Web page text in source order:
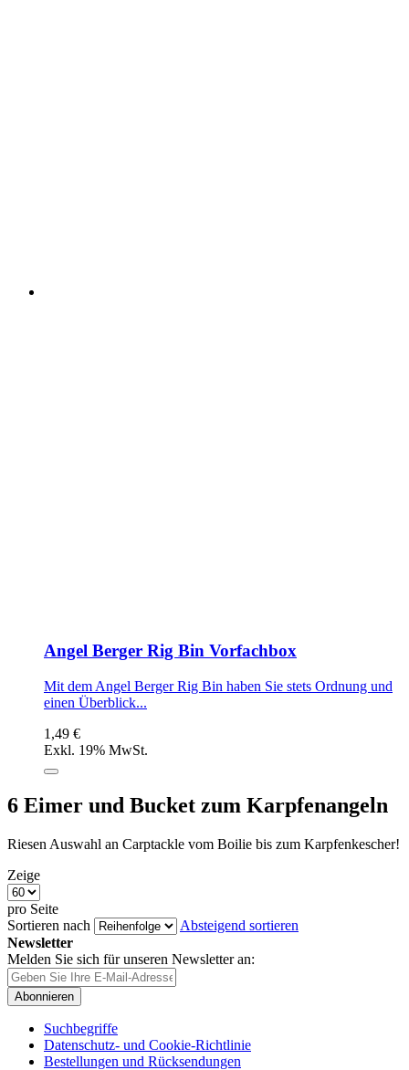
Angel Berger Rig Bin Vorfachbox
Mit dem Angel Berger Rig Bin haben Sie stets Ordnung und
einen Überblick...
1,49 €
Exkl. 19% MwSt.
6 Eimer und Bucket zum Karpfenangeln
Riesen Auswahl an Carptackle vom Boilie bis zum Karpfenkescher!
Zeige
pro Seite
Sortieren nach
Absteigend sortieren
Newsletter
Melden Sie sich für unseren Newsletter an:
Abonnieren
Suchbegriffe
Datenschutz- und Cookie-Richtlinie
Bestellungen und Rücksendungen